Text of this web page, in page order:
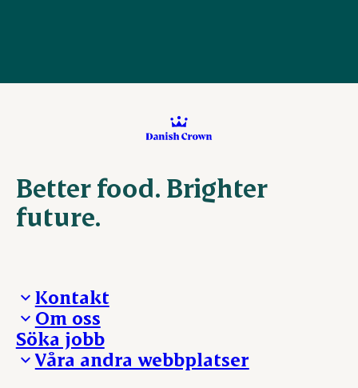
Better food. Brighter
future.
Kontakt
Presskontakt – För dig som är journalist
Reklamation
Visselblåsning
Om oss
Vi tar ledningen
Våra ställen
Söka jobb
Våra andra webbplatser